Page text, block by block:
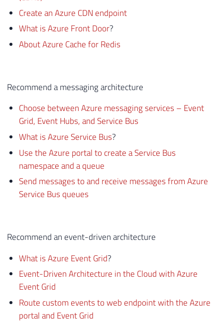
Create an Azure CDN endpoint
What is Azure Front Door?
About Azure Cache for Redis
Recommend a messaging architecture
Choose between Azure messaging services – Event
Grid, Event Hubs, and Service Bus
What is Azure Service Bus?
Use the Azure portal to create a Service Bus
namespace and a queue
Send messages to and receive messages from Azure
Service Bus queues
Recommend an event-driven architecture
What is Azure Event Grid?
Event-Driven Architecture in the Cloud with Azure
Event Grid
Route custom events to web endpoint with the Azure
portal and Event Grid